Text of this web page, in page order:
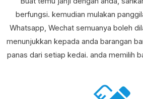
berfungsi. kemudian mulakan
Whatsapp, Wechat semuanya boleh
menunjukkan kepada anda barangan
panas dari setiap kedai. anda memilih